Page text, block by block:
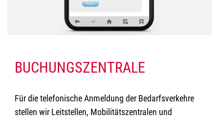
BUCHUNGSZENTRALE
Für die telefonische Anmeldung der Bedarfsverkehre
stellen wir Leitstellen, Mobilitätszentralen und